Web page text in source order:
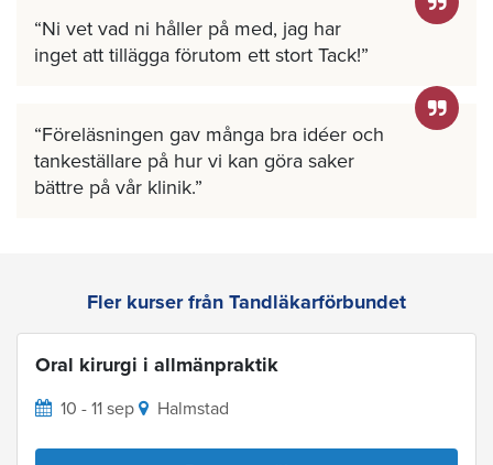
Ni vet vad ni håller på med, jag har
inget att tillägga förutom ett stort Tack!
Föreläsningen gav många bra idéer och
tankeställare på hur vi kan göra saker
bättre på vår klinik.
Fler kurser från Tandläkarförbundet
Oral kirurgi i allmänpraktik
10 - 11 sep Halmstad